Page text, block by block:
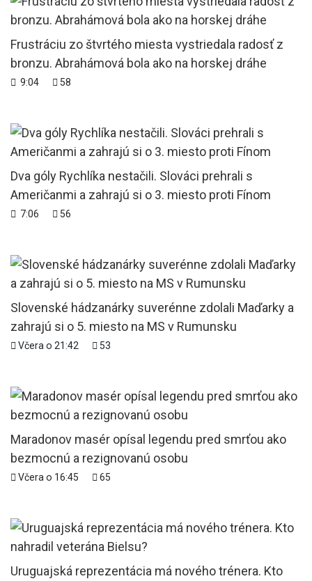
Frustráciu zo štvrtého miesta vystriedala radosť z
bronzu. Abrahámová bola ako na horskej dráhe
9:04 58
Dva góly Rychlíka nestačili. Slováci prehrali s
Američanmi a zahrajú si o 3. miesto proti Fínom
7:06 56
Slovenské hádzanárky suverénne zdolali Maďarky a
zahrajú si o 5. miesto na MS v Rumunsku
Včera o 21:42 53
Maradonov masér opísal legendu pred smrťou ako
bezmocnú a rezignovanú osobu
Včera o 16:45 65
Uruguajská reprezentácia má nového trénera. Kto